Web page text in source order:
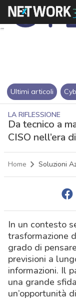
Ultimi articoli
LA RIFLESSIONE
Da tecnico a
CISO nell’era
Home Soluzioni
In un contesto
trasformazione
grado di
previsioni a
informazioni. Il
una grande
un’opportunità